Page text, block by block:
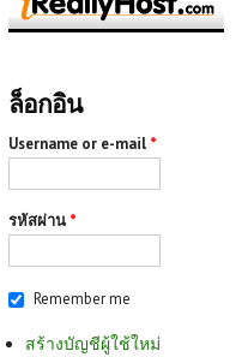
ล็อกอิน
Username or e-mail *
รหัสผ่าน *
Remember me
สร้างบัญชีผู้ใช้ใหม่